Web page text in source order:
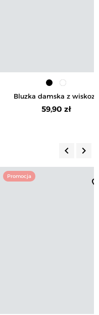
Bluzka damska z wiskozy
długi rękaw miękka w
longsleeve
59,90 zł
keyboard_arrow_left keyboard_arrow_right
Promocja